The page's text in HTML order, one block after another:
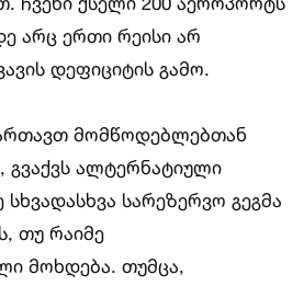
არც ერთი რეისი არ
დეფიციტის გამო.
მომწოდებლებთან
ალტერნატიული
სხვადასხვა სარეზერვო გეგმა
თუ რაიმე
მოხდება. თუმცა,